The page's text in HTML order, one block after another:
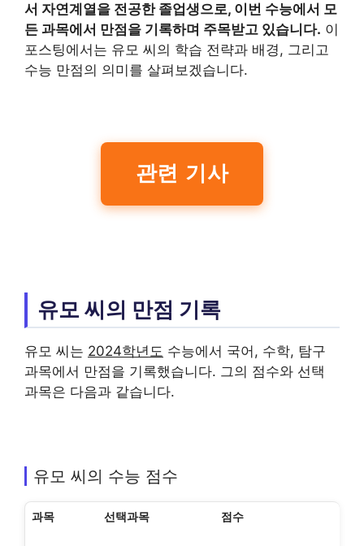
서 자연계열을 전공한 졸업생으로, 이번 수능에서 모
든 과목에서 만점을 기록하며 주목받고 있습니다. 이
포스팅에서는 유모 씨의 학습 전략과 배경, 그리고
수능 만점의 의미를 살펴보겠습니다.
관련 기사
유모 씨의 만점 기록
유모 씨는 2024학년도 수능에서 국어, 수학, 탐구
과목에서 만점을 기록했습니다. 그의 점수와 선택
과목은 다음과 같습니다.
유모 씨의 수능 점수
과목 선택과목 점수